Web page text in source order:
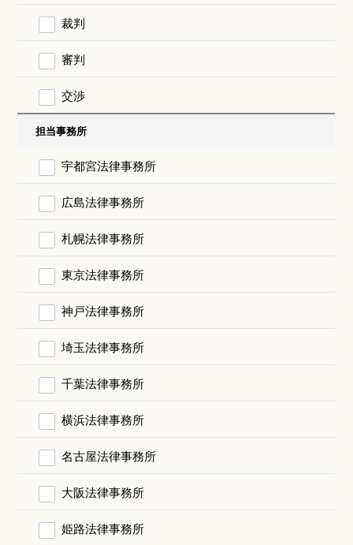
裁判
審判
交渉
担当事務所
宇都宮法律事務所
広島法律事務所
札幌法律事務所
東京法律事務所
神戸法律事務所
埼玉法律事務所
千葉法律事務所
横浜法律事務所
名古屋法律事務所
大阪法律事務所
姫路法律事務所